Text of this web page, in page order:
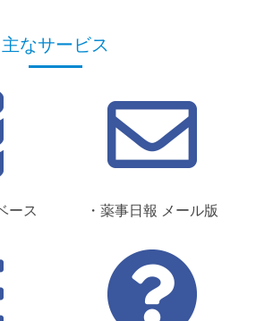
主なサービス
ース ・薬事日報 メール版